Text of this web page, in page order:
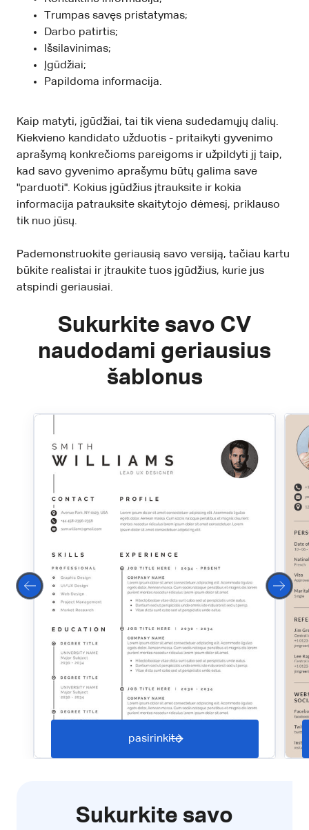
Trumpas savęs pristatymas;
Darbo patirtis;
Išsilavinimas;
Įgūdžiai;
Papildoma informacija.
Kaip matyti, įgūdžiai, tai tik viena sudedamųjų dalių.
Kiekvieno kandidato užduotis - pritaikyti gyvenimo
aprašymą konkrečioms pareigoms ir užpildyti jį taip,
kad savo gyvenimo aprašymu būtų galima save
"parduoti". Kokius įgūdžius įtrauksite ir kokia
informacija patrauksite skaitytojo dėmesį, priklauso
tik nuo jūsų.
Pademonstruokite geriausią savo versiją, tačiau kartu
būkite realistai ir įtraukite tuos įgūdžius, kurie jus
atspindi geriausiai.
Sukurkite savo CV
naudodami geriausius
šablonus
pasirinkite
Sukurkite savo